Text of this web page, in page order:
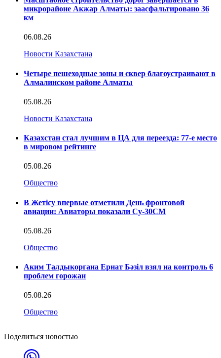
микрорайоне Акжар Алматы: заасфальтировано 36
км
06.08.26
Новости Казахстана
Четыре пешеходные зоны и сквер благоустраивают в
Алмалинском районе Алматы
05.08.26
Новости Казахстана
Казахстан стал лучшим в ЦА для переезда: 77-е место
в мировом рейтинге
05.08.26
Общество
В Жетісу впервые отметили День фронтовой
авиации: Авиаторы показали Су-30СМ
05.08.26
Общество
Аким Талдыкоргана Ернат Бәзіл взял на контроль 6
проблем горожан
05.08.26
Общество
Поделиться новостью